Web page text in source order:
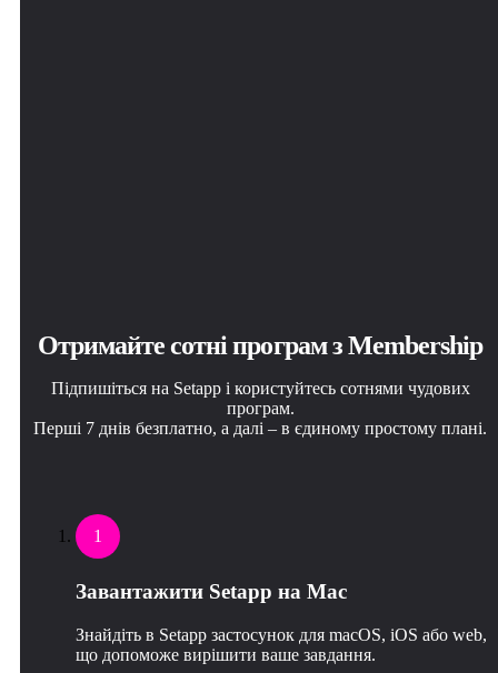
Отримайте сотні програм з Membership
Підпишіться на Setapp і користуйтесь сотнями чудових
програм.
Перші 7 днів безплатно, а далі – в єдиному простому плані.
1
Завантажити Setapp на Mac
Знайдіть в Setapp застосунок для macOS, iOS або web,
що допоможе вирішити ваше завдання.